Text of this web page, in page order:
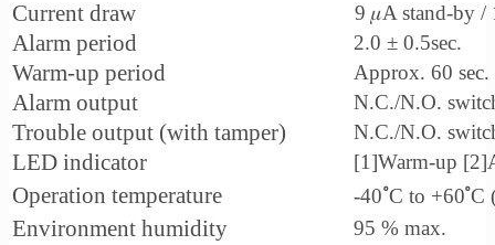
Current draw
9 𝜇A stand-by /
Alarm period 2.0 ± 0.5sec.
Warm-up period Approx. 60
Alarm output N.C./N.O.
Trouble output (with tamper) N.C./N.O.
LED indicator [1]Warm-up
Operation temperature -40 ํC to +60 ํC
Environment humidity 95 % max.